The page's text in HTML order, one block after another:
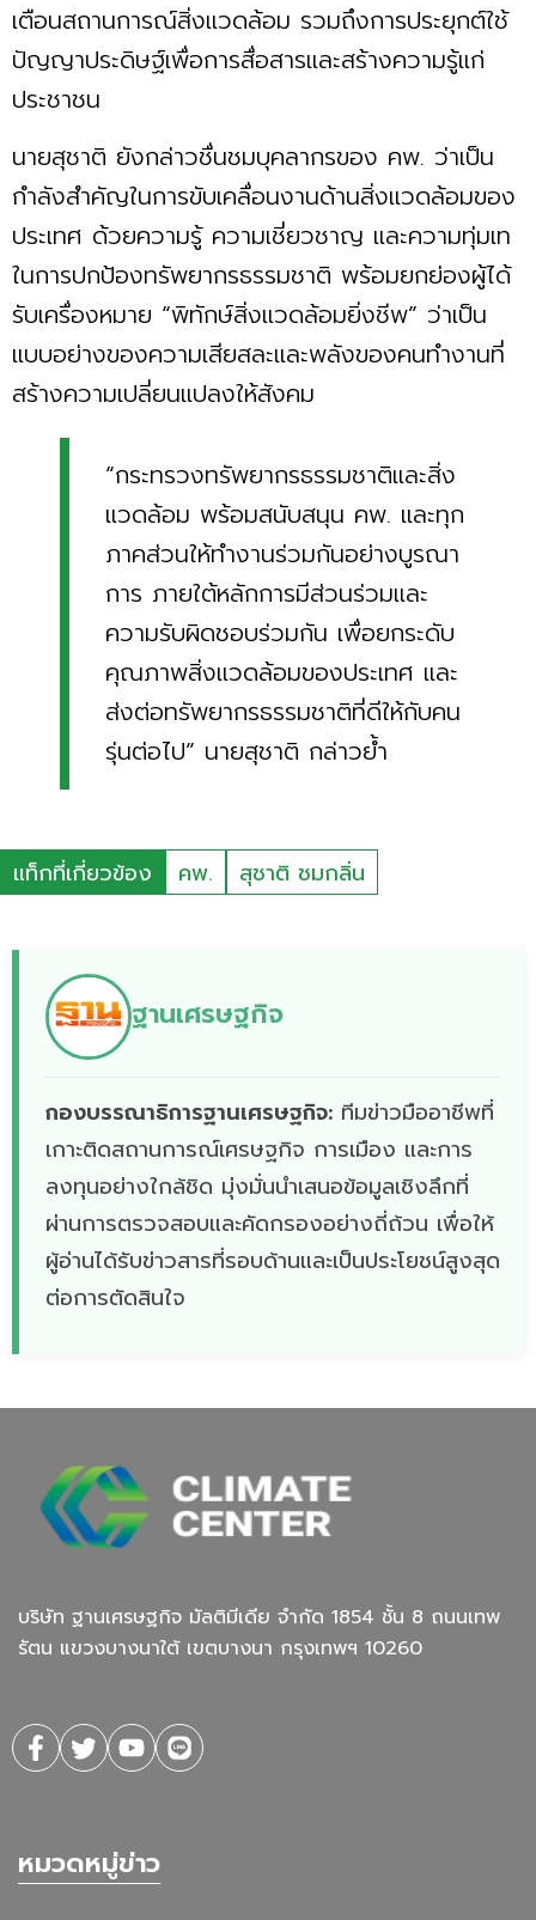
เตือนสถานการณ์สิ่งแวดล้อม รวมถึงการประยุกต์ใช้
ปัญญาประดิษฐ์เพื่อการสื่อสารและสร้างความรู้แก่
ประชาชน
นายสุชาติ ยังกล่าวชื่นชมบุคลากรของ คพ. ว่าเป็น
กำลังสำคัญในการขับเคลื่อนงานด้านสิ่งแวดล้อมของ
ประเทศ ด้วยความรู้ ความเชี่ยวชาญ และความทุ่มเท
ในการปกป้องทรัพยากรธรรมชาติ พร้อมยกย่องผู้ได้
รับเครื่องหมาย “พิทักษ์สิ่งแวดล้อมยิ่งชีพ” ว่าเป็น
แบบอย่างของความเสียสละและพลังของคนทำงานที่
สร้างความเปลี่ยนแปลงให้สังคม
“กระทรวงทรัพยากรธรรมชาติและสิ่ง
แวดล้อม พร้อมสนับสนุน คพ. และทุก
ภาคส่วนให้ทำงานร่วมกันอย่างบูรณา
การ ภายใต้หลักการมีส่วนร่วมและ
ความรับผิดชอบร่วมกัน เพื่อยกระดับ
คุณภาพสิ่งแวดล้อมของประเทศ และ
ส่งต่อทรัพยากรธรรมชาติที่ดีให้กับคน
รุ่นต่อไป” นายสุชาติ กล่าวย้ำ
แท็กที่เกี่ยวข้อง คพ. สุชาติ ชมกลิ่น
ฐานเศรษฐกิจ
กองบรรณาธิการฐานเศรษฐกิจ: ทีมข่าวมืออาชีพที่
เกาะติดสถานการณ์เศรษฐกิจ การเมือง และการ
ลงทุนอย่างใกล้ชิด มุ่งมั่นนำเสนอข้อมูลเชิงลึกที่
ผ่านการตรวจสอบและคัดกรองอย่างถี่ถ้วน เพื่อให้
ผู้อ่านได้รับข่าวสารที่รอบด้านและเป็นประโยชน์สูงสุด
ต่อการตัดสินใจ
บริษัท ฐานเศรษฐกิจ มัลติมีเดีย จํากัด 1854 ชั้น 8 ถนนเทพ
รัตน แขวงบางนาใต้ เขตบางนา กรุงเทพฯ 10260
หมวดหมู่ข่าว